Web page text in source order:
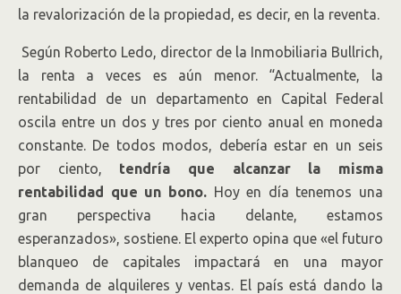
la revalorización de la propiedad, es decir, en la reventa.
Según Roberto Ledo, director de la Inmobiliaria Bullrich,
la renta a veces es aún menor. “Actualmente, la
rentabilidad de un departamento en Capital Federal
oscila entre un dos y tres por ciento anual en moneda
constante. De todos modos, debería estar en un seis
por ciento, tendría que alcanzar la misma
rentabilidad que un bono.Hoy en día tenemos una
gran perspectiva hacia delante, estamos
esperanzados», sostiene. El experto opina que «el futuro
blanqueo de capitales impactará en una mayor
demanda de alquileres y ventas. El país está dando la